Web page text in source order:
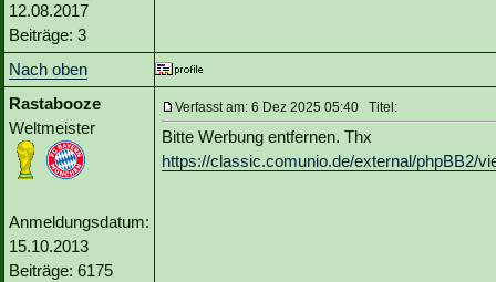
12.08.2017
Beiträge: 3
Nach oben
Rastabooze
Weltmeister
Anmeldungsdatum:
15.10.2013
Beiträge: 6175
Verfasst am: 6 Dez 2025 05:40 Titel:
Bitte Werbung entfernen. Thx
https://classic.comunio.de/external/phpBB2/